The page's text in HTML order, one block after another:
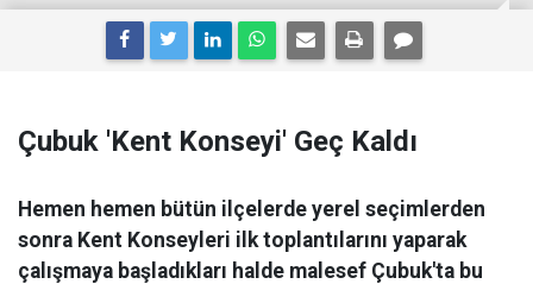
Çubuk 'Kent Konseyi' Geç Kaldı
Hemen hemen bütün ilçelerde yerel seçimlerden
sonra Kent Konseyleri ilk toplantılarını yaparak
çalışmaya başladıkları halde malesef Çubuk'ta bu